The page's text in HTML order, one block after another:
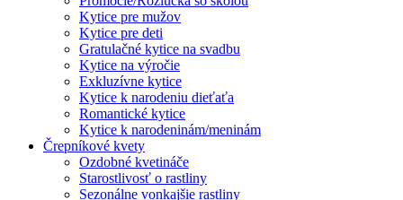
Kytice pre mužov
Kytice pre deti
Gratulačné kytice na svadbu
Kytice na výročie
Exkluzívne kytice
Kytice k narodeniu dieťaťa
Romantické kytice
Kytice k narodeninám/meninám
Črepníkové kvety
Ozdobné kvetináče
Starostlivosť o rastliny
Sezonálne vonkajšie rastliny